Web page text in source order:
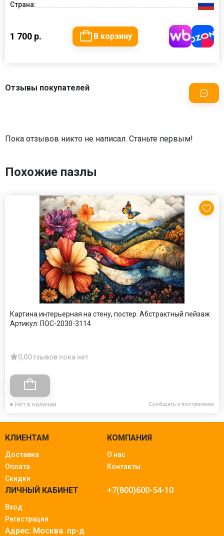
Страна:
1 700 р. В корзину
Отзывы покупателей
Пока отзывов никто не написал. Станьте первым!
Похожие пазлы
Картина интерьерная на стену, постер. Абстрактный пейзаж
Артикул: ПОС-2030-3114
0,0Отзывов пока нет
Нет в наличии Сообщить о поступлении
КЛИЕНТАМ
Доставка
Оплата
Скидки
КОМПАНИЯ
О нас
Контакты
ЛИЧНЫЙ КАБИНЕТ
Вход
Регистрация
+7(800)600-54-10
Адрес: Москва. пр-д